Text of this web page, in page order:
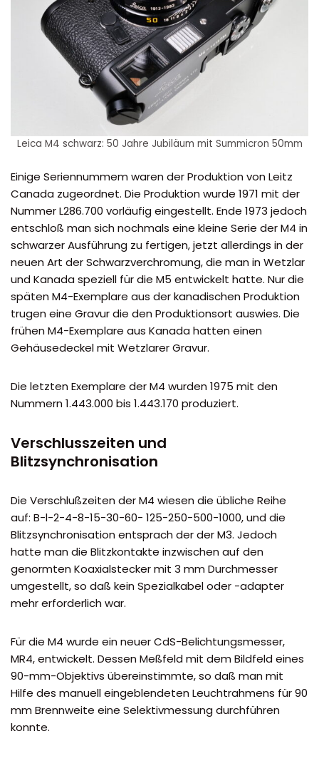
Leica M4 schwarz: 50 Jahre Jubiläum mit Summicron 50mm
Einige Seriennummem waren der Produktion von Leitz
Canada zugeordnet. Die Produktion wurde 1971 mit der
Nummer L286.700 vorläufig eingestellt. Ende 1973 jedoch
entschloß man sich nochmals eine kleine Serie der M4 in
schwarzer Ausführung zu fertigen, jetzt allerdings in der
neuen Art der Schwarzverchromung, die man in Wetzlar
und Kanada speziell für die M5 entwickelt hatte. Nur die
späten M4-Exemplare aus der kanadischen Produktion
trugen eine Gravur die den Produktionsort auswies. Die
frühen M4-Exemplare aus Kanada hatten einen
Gehäusedeckel mit Wetzlarer Gravur.
Die letzten Exemplare der M4 wurden 1975 mit den
Nummern 1.443.000 bis 1.443.170 produziert.
Verschlusszeiten und
Blitzsynchronisation
Die Verschlußzeiten der M4 wiesen die übliche Reihe
auf: B-l-2-4-8-15-30-60- 125-250-500-1000, und die
Blitzsynchronisation entsprach der der M3. Jedoch
hatte man die Blitzkontakte inzwischen auf den
genormten Koaxialstecker mit 3 mm Durchmesser
umgestellt, so daß kein Spezialkabel oder -adapter
mehr erforderlich war.
Für die M4 wurde ein neuer CdS-Belichtungsmesser,
MR4, entwickelt. Dessen Meßfeld mit dem Bildfeld eines
90-mm-Objektivs übereinstimmte, so daß man mit
Hilfe des manuell eingeblendeten Leuchtrahmens für 90
mm Brennweite eine Selektivmessung durchführen
konnte.